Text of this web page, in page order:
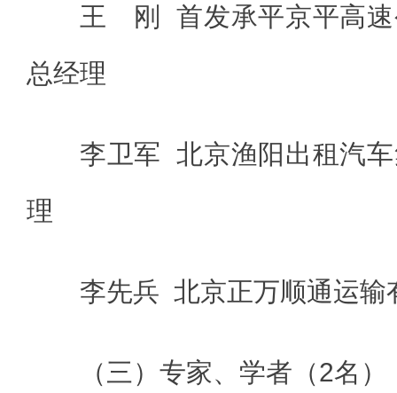
王 刚 首发承平京平高速
总经理
李卫军 北京渔阳出租汽
理
李先兵 北京正万顺通运输
（三）专家、学者（2名）